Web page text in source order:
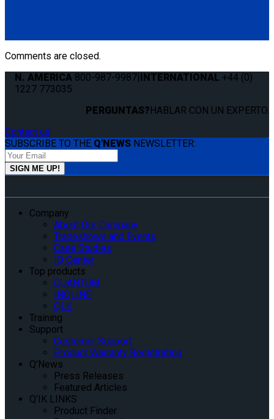
Comments are closed.
N. AMERICA 800-987-9987|INTERNATIONAL +44 (0)
1227 773035
PERGUNTAS?HABLAR CON UN EXPERTO.
Contact us
SUBSCRIBE TO THE Q'NEWS NEWSLETTER:
Company
About Our Company
Tradeshows and Events
Case Studies
IQ Center
Top products
QUANTUM
INQLINE
QLK
Training
Support
Customer Support
Product Warranty Registration
Q’News
Press Releases
Featured Articles
Q’IK LINKS
Product Finder